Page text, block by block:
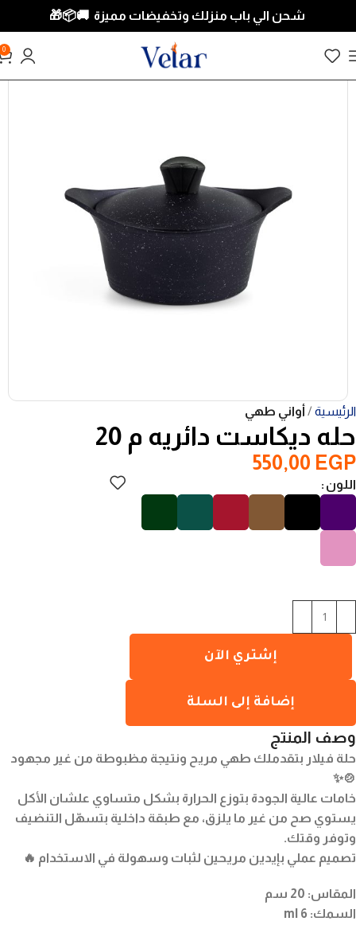
شحن الي باب منزلك وتخفيضات مميزة 🚚📦🎁
0
الرئيسية أواني طهي
حله ديكاست دائريه م 20
550,00 EGP
اللون
إشتري الآن
إضافة إلى السلة
وصف المنتج
حلة فيلار بتقدملك طهي مريح ونتيجة مظبوطة من غير مجهود
🍲✨
خامات عالية الجودة بتوزع الحرارة بشكل متساوي علشان الأكل
يستوي صح من غير ما يلزق، مع طبقة داخلية بتسهّل التنضيف
وتوفر وقتك.
تصميم عملي بإيدين مريحين لثبات وسهولة في الاستخدام 🔥
المقاس: 20 سم
السمك: 6 ml